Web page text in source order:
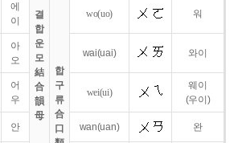
결
합
운
모
結
合
韻
母
합
구
류
合
口
에
이
wo(uo) 워
아
오
wai(uai) 와이
어
우
wei(ui)
웨이
(우이)
안 wan(uan) 완